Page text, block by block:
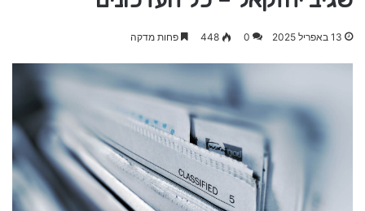
13 באפריל 2025 0
448 פחות מדקה